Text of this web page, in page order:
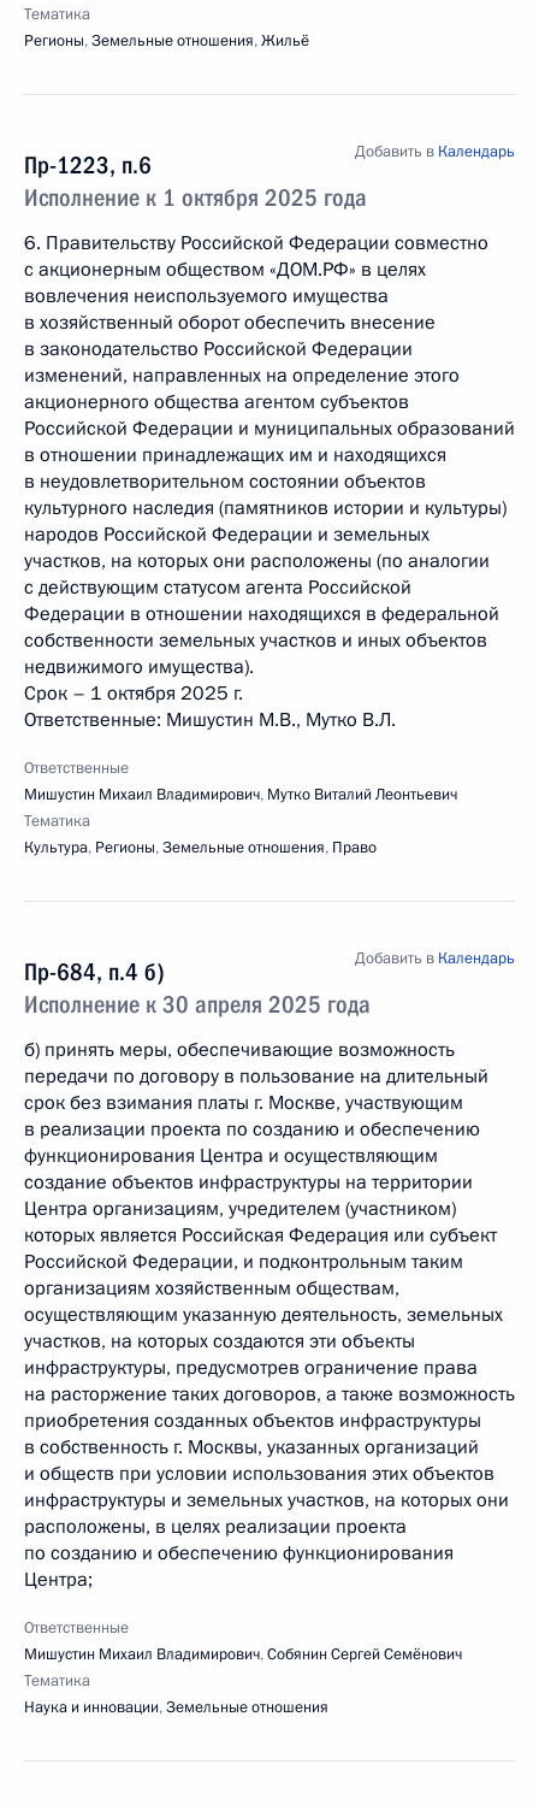
Тематика
Регионы,Земельные отношения,Жильё
Пр-1223, п.6
Исполнение к 1 октября 2025 года
Добавить в Календарь
6. Правительству Российской Федерации совместно
с акционерным обществом «ДОМ.РФ» в целях
вовлечения неиспользуемого имущества
в хозяйственный оборот обеспечить внесение
в законодательство Российской Федерации
изменений, направленных на определение этого
акционерного общества агентом субъектов
Российской Федерации и муниципальных образований
в отношении принадлежащих им и находящихся
в неудовлетворительном состоянии объектов
культурного наследия (памятников истории и культуры)
народов Российской Федерации и земельных
участков, на которых они расположены (по аналогии
с действующим статусом агента Российской
Федерации в отношении находящихся в федеральной
собственности земельных участков и иных объектов
недвижимого имущества).
Срок – 1 октября 2025 г.
Ответственные: Мишустин М.В., Мутко B.Л.
Ответственные
Мишустин Михаил Владимирович, Мутко Виталий Леонтьевич
Тематика
Культура, Регионы,Земельные отношения, Право
Пр-684, п.4 б)
Исполнение к 30 апреля 2025 года
Добавить в Календарь
б) принять меры, обеспечивающие возможность
передачи по договору в пользование на длительный
срок без взимания платы г. Москве, участвующим
в реализации проекта по созданию и обеспечению
функционирования Центра и осуществляющим
создание объектов инфраструктуры на территории
Центра организациям, учредителем (участником)
которых является Российская Федерация или субъект
Российской Федерации, и подконтрольным таким
организациям хозяйственным обществам,
осуществляющим указанную деятельность, земельных
участков, на которых создаются эти объекты
инфраструктуры, предусмотрев ограничение права
на расторжение таких договоров, а также возможность
приобретения созданных объектов инфраструктуры
в собственность г. Москвы, указанных организаций
и обществ при условии использования этих объектов
инфраструктуры и земельных участков, на которых они
расположены, в целях реализации проекта
по созданию и обеспечению функционирования
Центра;
Ответственные
Мишустин Михаил Владимирович,Собянин Сергей Семёнович
Тематика
Наука и инновации,Земельные отношения